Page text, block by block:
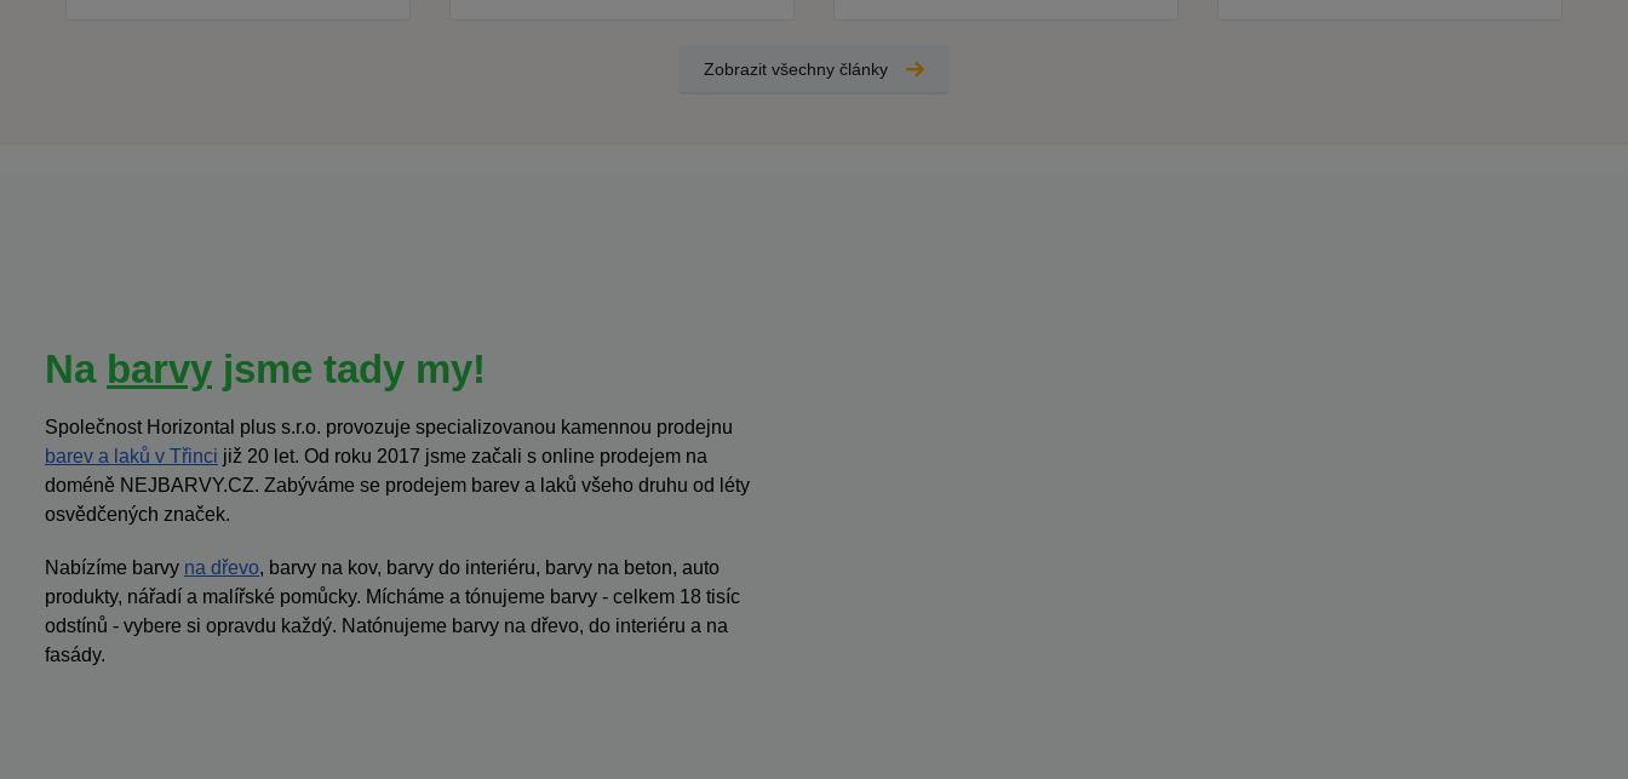
Zobrazit všechny články
Na barvy jsme tady my!
Společnost Horizontal plus s.r.o. provozuje specializovanou kamennou prodejnu
barev a laků v Třinci již 20 let. Od roku 2017 jsme začali s online prodejem na
doméně NEJBARVY.CZ. Zabýváme se prodejem barev a laků všeho druhu od léty
osvědčených značek.
Nabízíme barvy na dřevo, barvy na kov, barvy do interiéru, barvy na beton, auto
produkty, nářadí a malířské pomůcky. Mícháme a tónujeme barvy - celkem 18 tisíc
odstínů - vybere si opravdu každý. Natónujeme barvy na dřevo, do interiéru a na
fasády.